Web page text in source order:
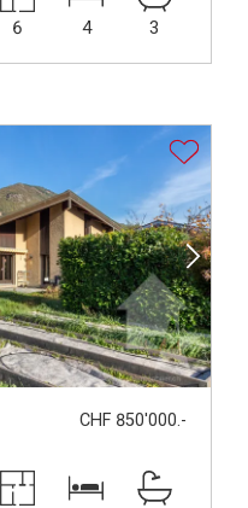
6 4 3
CHF 850'000.-